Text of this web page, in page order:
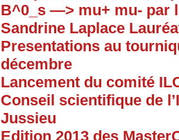
B^0_s —> mu+ mu- par
Sandrine Laplace
Presentations au
décembre
Lancement du comité
Conseil scientifique de
Jussieu
Edition 2013 des